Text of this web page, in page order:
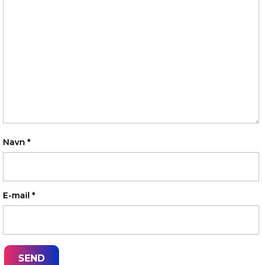
Navn *
E-mail *